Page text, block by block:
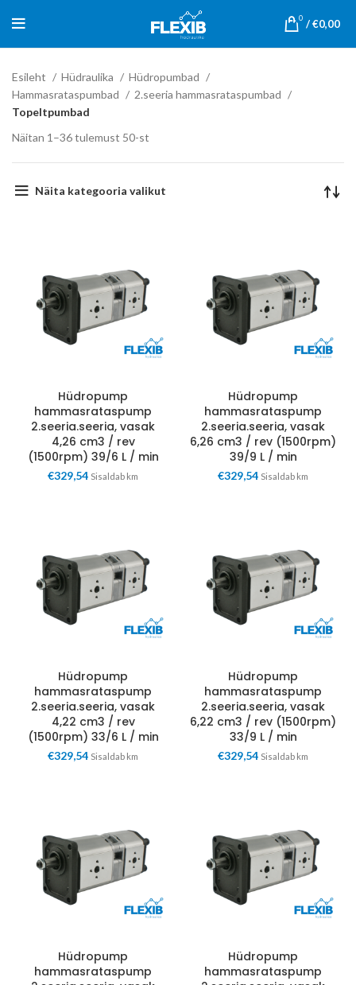
0 /€0,00
Esileht Hüdraulika
Hüdropumbad
Hammasrataspumbad
2.seeria hammasrataspumbad
Topeltpumbad
Näitan 1–36 tulemust 50-st
Näita kategooria valikut
Hüdropump
hammasrataspump
2.seeria.seeria, vasak
4,26 cm3 / rev
(1500rpm) 39/6 L / min
€329,54 Sisaldab km
Hüdropump
hammasrataspump
2.seeria.seeria, vasak
6,26 cm3 / rev (1500rpm)
39/9 L / min
€329,54 Sisaldab km
Hüdropump
hammasrataspump
2.seeria.seeria, vasak
4,22 cm3 / rev
(1500rpm) 33/6 L / min
€329,54 Sisaldab km
Hüdropump
hammasrataspump
2.seeria.seeria, vasak
6,22 cm3 / rev (1500rpm)
33/9 L / min
€329,54 Sisaldab km
Hüdropump
hammasrataspump
Hüdropump
hammasrataspump